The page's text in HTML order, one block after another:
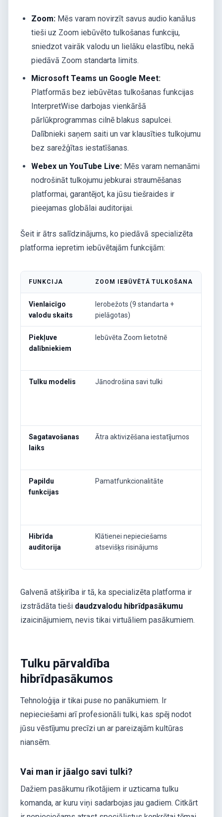
Zoom: Mēs varam novirzīt savus audio kanālus
tieši uz Zoom iebūvēto tulkošanas funkciju,
sniedzot vairāk valodu un lielāku elastību, nekā
piedāvā Zoom standarta limits.
Microsoft Teams un Google Meet:
Platformās bez iebūvētas tulkošanas funkcijas
InterpretWise darbojas vienkāršā
pārlūkprogrammas cilnē blakus sapulcei.
Dalībnieki saņem saiti un var klausīties tulkojumu
bez sarežģītas iestatīšanas.
Webex un YouTube Live: Mēs varam nemanāmi
nodrošināt tulkojumu jebkurai straumēšanas
platformai, garantējot, ka jūsu tiešraides ir
pieejamas globālai auditorijai.
Šeit ir ātrs salīdzinājums, ko piedāvā specializēta
platforma iepretim iebūvētajām funkcijām:
FUNKCIJA ZOOM IEBŪVĒTĀ TULKOŠANA
Vienlaicīgo
valodu skaits
Ierobežots (9 standarta +
pielāgotas)
Piekļuve
dalībniekiem
Iebūvēta Zoom lietotnē
Tulku modelis Jānodrošina savi tulki
Sagatavošanas
laiks
Ātra aktivizēšana iestatījumos
Papildu
funkcijas
Pamatfunkcionalitāte
Hibrīda
auditorija
Klātienei nepieciešams
atsevišķs risinājums
Galvenā atšķirība ir tā, ka specializēta platforma ir
izstrādāta tieši daudzvalodu hibrīdpasākumu
izaicinājumiem, nevis tikai virtuāliem pasākumiem.
Tulku pārvaldība
hibrīdpasākumos
Tehnoloģija ir tikai puse no panākumiem. Ir
nepieciešami arī profesionāli tulki, kas spēj nodot
jūsu vēstījumu precīzi un ar pareizajām kultūras
niansēm.
Vai man ir jāalgo savi tulki?
Dažiem pasākumu rīkotājiem ir uzticama tulku
komanda, ar kuru viņi sadarbojas jau gadiem. Citkārt